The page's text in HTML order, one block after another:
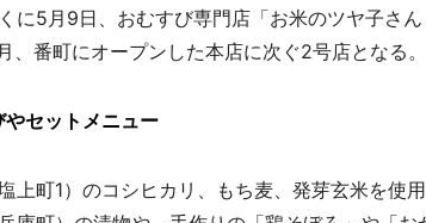
に5月9日、おむすび専門店「お米のツヤ子さ
、番町にオープンした本店に次ぐ2号店となる。
セットメニュー
上町1）のコシヒカリ、もち麦、発芽玄米を使